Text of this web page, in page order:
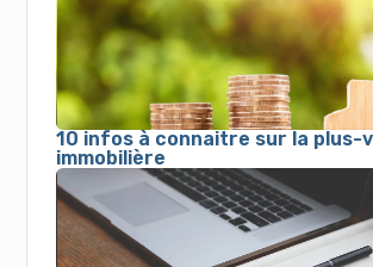
10 infos à connaitre sur la plus-
immobilière